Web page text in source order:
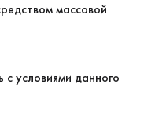
массовой
условиями данного